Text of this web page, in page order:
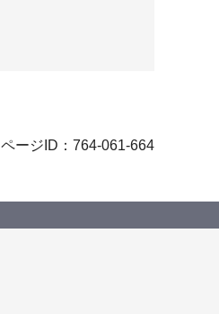
ページID：764-061-664